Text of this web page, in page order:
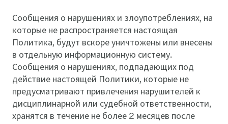
Сообщения о нарушениях и злоупотреблениях, на
которые не распространяется настоящая
Политика, будут вскоре уничтожены или внесены
в отдельную информационную систему.
Сообщения о нарушениях, подпадающих под
действие настоящей Политики, которые не
предусматривают привлечения нарушителей к
дисциплинарной или судебной ответственности,
хранятся в течение не более 2 месяцев после